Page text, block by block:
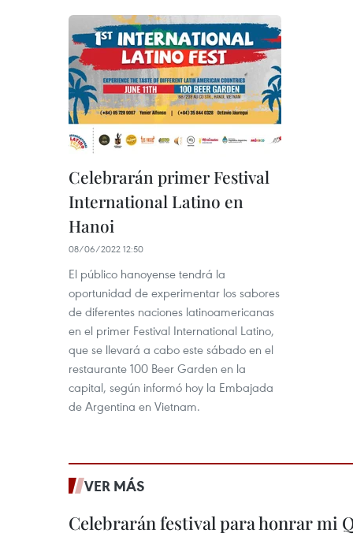
Celebrarán primer Festival
International Latino en
Hanoi
08/06/2022 12:50
El público hanoyense tendrá la
oportunidad de experimentar los sabores
de diferentes naciones latinoamericanas
en el primer Festival International Latino,
que se llevará a cabo este sábado en el
restaurante 100 Beer Garden en la
capital, según informó hoy la Embajada
de Argentina en Vietnam.
VER MÁS
Celebrarán festival para honrar mi